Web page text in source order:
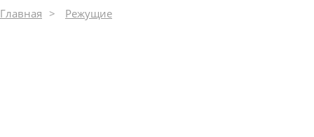
Главная Режущие